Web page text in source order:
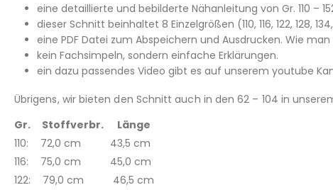
eine detaillierte und bebilderte Nähanleitung von Gr. 110 –
dieser Schnitt beinhaltet 8 Einzelgrößen (110, 116, 122, 128,
eine PDF Datei zum Abspeichern und Ausdrucken. Wie
kein Fachsimpeln, sondern einfache Erklärungen.
ein dazu passendes Video gibt es auf unserem youtube
Übrigens, wir bieten den Schnitt auch in den 62 – 104 in
Gr. Stoffverbr. Länge
110: 72,0 cm 43,5 cm
116: 75,0 cm 45,0 cm
122: 79,0 cm 46,5 cm